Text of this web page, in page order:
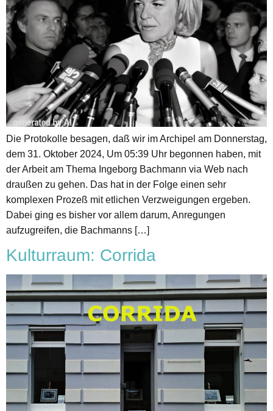
Die Protokolle besagen, daß wir im Archipel am Donnerstag,
dem 31. Oktober 2024, Um 05:39 Uhr begonnen haben, mit
der Arbeit am Thema Ingeborg Bachmann via Web nach
draußen zu gehen. Das hat in der Folge einen sehr
komplexen Prozeß mit etlichen Verzweigungen ergeben.
Dabei ging es bisher vor allem darum, Anregungen
aufzugreifen, die Bachmanns […]
Kulturraum: Corrida